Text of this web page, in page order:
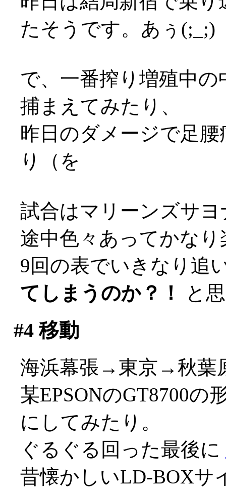
たそうです。あぅ(;_;)
で、一番搾り増殖中
捕まえてみたり、
昨日のダメージで足
り（を
試合はマリーンズサ
途中色々あってかな
9回の表でいきなり追
てしまうのか？！
と
#4移動
海浜幕張→東京→秋葉
某EPSONのGT8700の
にしてみたり。
ぐるぐる回った最後に
昔懐かしいLD-BOX